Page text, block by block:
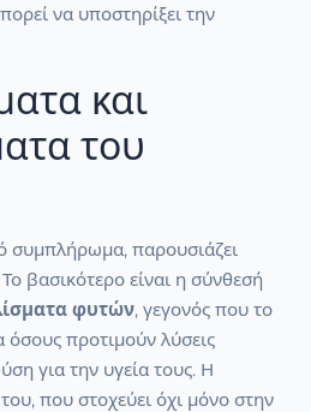
να υποστηρίξει την
και
του
συμπλήρωμα, παρουσιάζει
βασικότερο είναι η σύνθεσή
φυτών, γεγονός που το
όσους προτιμούν λύσεις
για την υγεία τους. Η
του, που στοχεύει όχι μόνο στην